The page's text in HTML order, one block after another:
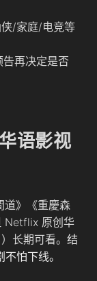
/家庭/电竞等
告再决定是否
语影视
道》《重慶森
Netflix 原创华
长期可看。 结
怕下线。